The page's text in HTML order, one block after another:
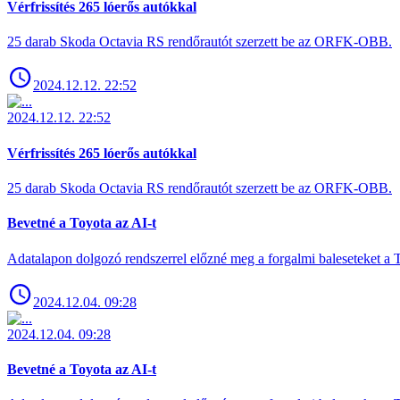
Vérfrissítés 265 lóerős autókkal
25 darab Skoda Octavia RS rendőrautót szerzett be az ORFK-OBB.
2024.12.12. 22:52
2024.12.12. 22:52
Vérfrissítés 265 lóerős autókkal
25 darab Skoda Octavia RS rendőrautót szerzett be az ORFK-OBB.
Bevetné a Toyota az AI-t
Adatalapon dolgozó rendszerrel előzné meg a forgalmi baleseteket a
2024.12.04. 09:28
2024.12.04. 09:28
Bevetné a Toyota az AI-t